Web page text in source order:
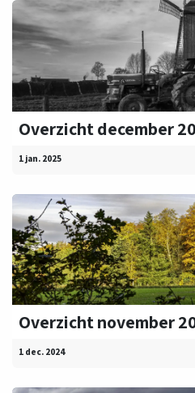
Overzicht december
1 jan. 2025
Overzicht november
1 dec. 2024